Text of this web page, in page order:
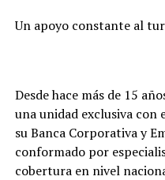
Un apoyo constante al
Desde hace más de 15
una unidad exclusiva
su Banca Corporativa y
conformado por
cobertura en nivel